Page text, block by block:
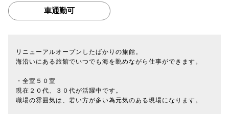
車通勤可
リニューアルオープンしたばかりの旅館。
海沿いにある旅館でいつでも海を眺めながら仕事ができます。
・全室５０室
現在２０代、３０代が活躍中です。
職場の雰囲気は、若い方が多い為元気のある現場になります。